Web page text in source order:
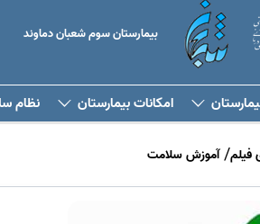
بیمارستان سوم شعبان دماوند
امكانات بيمارستان نظام
فیلم آموزش سلامت